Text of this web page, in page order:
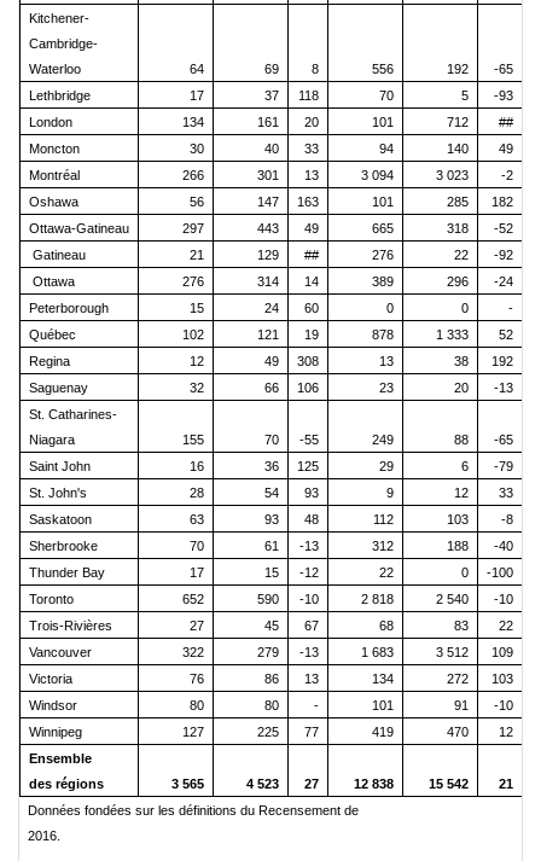
Kitchener-
Cambridge-
Waterloo
64 69 8 556 192
-65
Lethbridge
17 37 118 70 5
-93
London
134 161 20 101 712
##
Moncton
30 40 33 94 140
49
Montréal
266 301 13 3 094 3 023
-2
Oshawa
56 147 163 101 285
182
Ottawa-Gatineau
297 443 49 665 318
-52
Gatineau
21 129 ## 276 22
-92
Ottawa
276 314 14 389 296
-24
Peterborough
15 24 60 0 0
-
Québec
102 121 19 878 1 333
52
Regina
12 49 308 13 38
192
Saguenay
32 66 106 23 20
-13
St. Catharines-
Niagara
155 70 -55 249 88
-65
Saint John
16 36 125 29 6
-79
St. John's
28 54 93 9 12
33
Saskatoon
63 93 48 112 103
-8
Sherbrooke
70 61 -13 312 188
-40
Thunder Bay
17 15 -12 22 0
-100
Toronto
652 590 -10 2 818 2 540
-10
Trois-Rivières
27 45 67 68 83
22
Vancouver
322 279 -13 1 683 3 512
109
Victoria
76 86 13 134 272
103
Windsor
80 80 - 101 91
-10
Winnipeg
127 225 77 419 470
12
Ensemble
des régions
3 565 4 523 27 12 838 15 542
21
Données fondées sur les définitions du Recensement de
2016.